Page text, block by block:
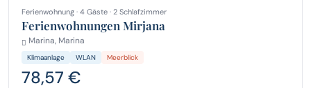
Ferienwohnung · 4 Gäste · 2 Schlafzimmer
Ferienwohnungen Mirjana
Marina, Marina
Klimaanlage WLAN Meerblick
78,57 €